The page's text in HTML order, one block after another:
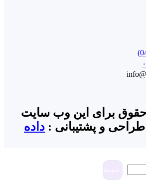
حقوق برای این وب سایت
و پشتیبانی : داده